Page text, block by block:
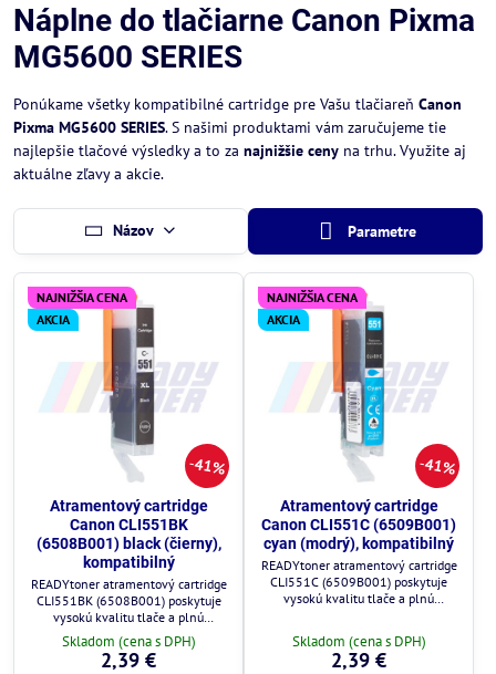
Náplne do tlačiarne Canon Pixma
MG5600 SERIES
Ponúkame všetky kompatibilné cartridge pre Vašu tlačiareň Canon
Pixma MG5600 SERIES. S našimi produktami vám zaručujeme tie
najlepšie tlačové výsledky a to za najnižšie ceny na trhu. Využite aj
aktuálne zľavy a akcie.
Názov Parametre
41%
NAJNIŽŠIA CENA
AKCIA
Atramentový cartridge
Canon CLI551BK
(6508B001) black (čierny),
kompatibilný
READYtoner atramentový cartridge
CLI551BK (6508B001) poskytuje
vysokú kvalitu tlače a plnú
kompatibilitu s tlačiarňami Canon.
Skladom (cena s DPH)
2,39 €
41%
NAJNIŽŠIA CENA
AKCIA
Atramentový cartridge
Canon CLI551C (6509B001)
cyan (modrý), kompatibilný
READYtoner atramentový cartridge
CLI551C (6509B001) poskytuje
vysokú kvalitu tlače a plnú
Skladom (cena s DPH)
2,39 €